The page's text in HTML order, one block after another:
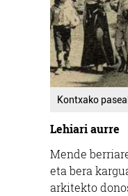
Kontxako
Lehiari aurre
Mende
eta bera
arkitekto